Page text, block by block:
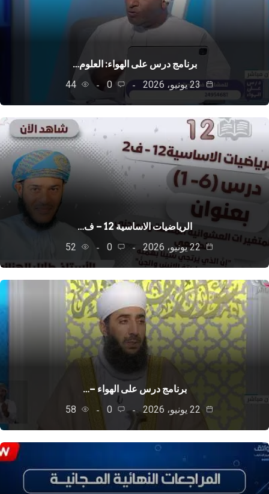
برنامج درس على الهواء: العلوم…
0
44
الرياضيات الاساسية 12 – ف…
0
52
برنامج درس على الهواء –…
0
58